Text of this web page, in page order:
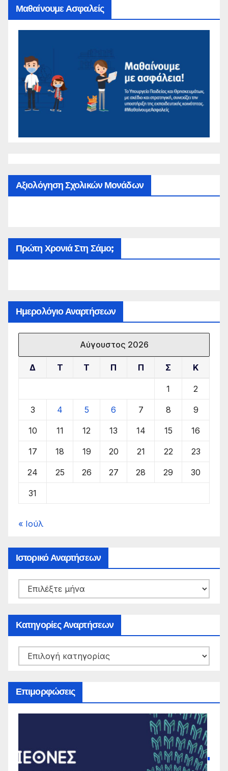
Μαθαίνουμε Ασφαλείς
Αξιολόγηση Σχολικών Μονάδων
Πρώτη Χρονιά Στη Σάμο;
Ημερολόγιο Αναρτήσεων
Αύγουστος 2026
Δ Τ Τ Π Π Σ Κ
1 2
3 4 5 6 7 8 9
10 11 12 13 14 15 16
17 18 19 20 21 22 23
24 25 26 27 28 29 30
31
« Ιούλ
Ιστορικό Αναρτήσεων
Ιστορικό
Αναρτήσεων
Κατηγορίες Αναρτήσεων
Κατηγορίες
Αναρτήσεων
Επιμορφώσεις